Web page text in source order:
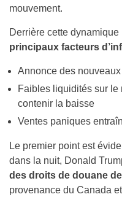
mouvement.
Derrière cette
principaux facteurs
Annonce des
Faibles liquidités sur le
contenir la baisse
Ventes paniques
Le premier point est
dans la nuit, Donald
des droits de douane
provenance du Canada